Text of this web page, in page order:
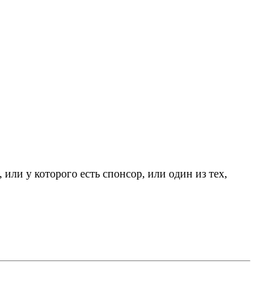
у которого есть спонсор, или один из тех,